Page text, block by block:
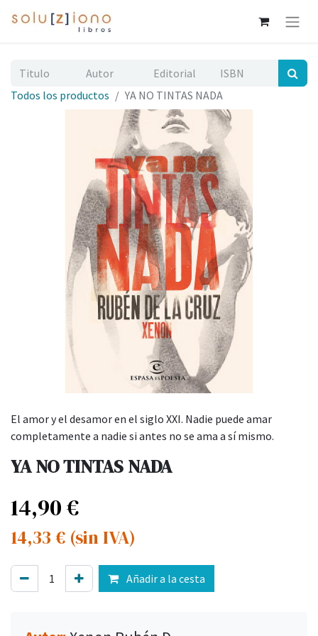
Todos los productos YA NO TINTAS NADA
El amor y el desamor en el siglo XXI. Nadie puede amar
completamente a nadie si antes no se ama a sí mismo.
YA NO TINTAS NADA
14,90€
14,33 € (sin IVA)
Añadir a la cesta